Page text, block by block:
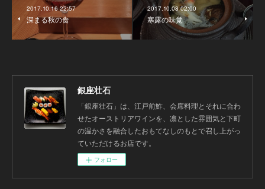
2017.10.16 22:57
深まる秋の食
2017.10.08 02:00
寒露の味覚
銀座壮石
「銀座壮石」は、江戸前鮓、会席料理とそれに合わ
せたオーストリアワインを、凛とした雰囲気と下町
の温かさを融合したおもてなしのもとで召し上がっ
ていただけるお店です。
フォロー